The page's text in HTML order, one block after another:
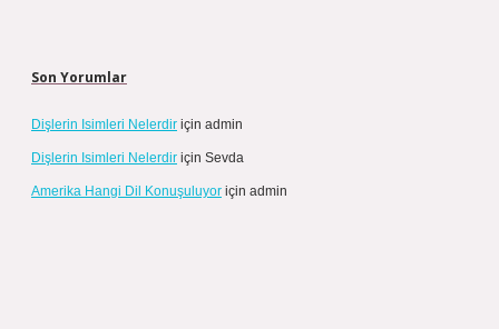
Son Yorumlar
Dişlerin Isimleri Nelerdir için admin
Dişlerin Isimleri Nelerdir için Sevda
Amerika Hangi Dil Konuşuluyor için admin